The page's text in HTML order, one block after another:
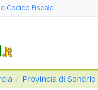
Codice Fiscale
Provincia di Sondrio